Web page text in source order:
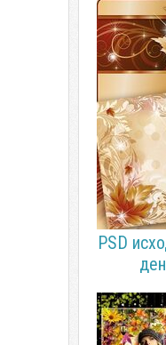
PSD